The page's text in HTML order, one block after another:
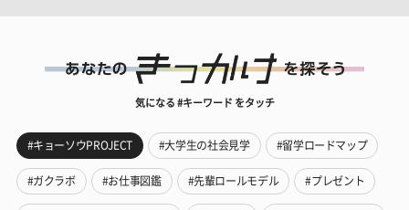
気になる #キーワード をタッチ
#キョーソウPROJECT #大学生の社会見学 #留学ロードマップ
#ガクラボ #お仕事図鑑 #先輩ロールモデル #プレゼント